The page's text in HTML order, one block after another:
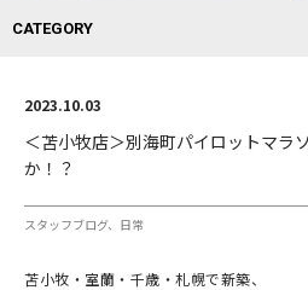
CATEGORY
2023.10.03
＜苫小牧店＞別海町パイロットマ
か！？
スタッフブログ 日常
苫小牧・室蘭・千歳・札幌で新築、